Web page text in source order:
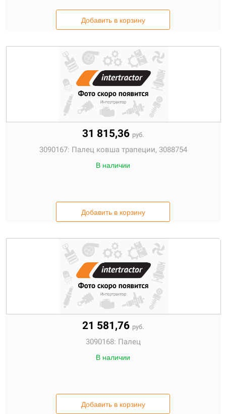
Добавить в корзину
31 815,36 руб.
3090167: Палец ковша трапеции, 3088754
В наличии
Добавить в корзину
21 581,76 руб.
3090168: Палец
В наличии
Добавить в корзину